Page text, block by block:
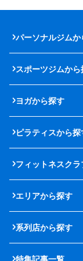
パーソナルジムか
スポーツジムから
ヨガから探す
ピラティスから探
フィットネスク
エリアから探す
系列店から探す
特集記事一覧